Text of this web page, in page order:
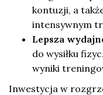
kontuzji, a
intensywnym
Lepsza
do wysiłku
wyniki
Inwestycja w